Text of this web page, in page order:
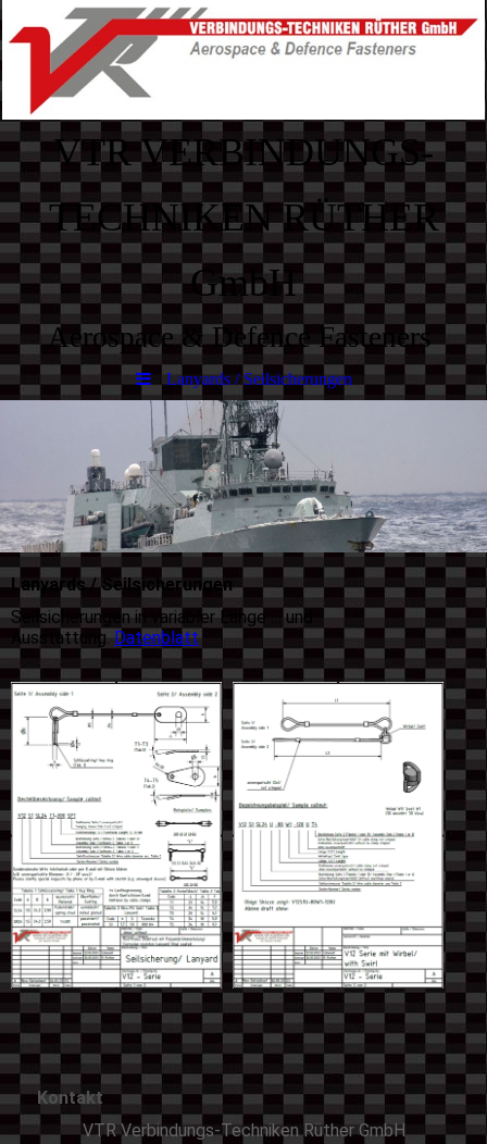
VTR VERBINDUNGS-
TECHNIKEN RÜTHER
GmbH
Aerospace & Defence Fasteners
Lanyards / Seilsicherungen
Lanyards / Seilsicherungen
Seilsicherungen in variabler Länge … und
Ausstattung.Datenblatt
Kontakt
VTR Verbindungs-Techniken Rüther GmbH